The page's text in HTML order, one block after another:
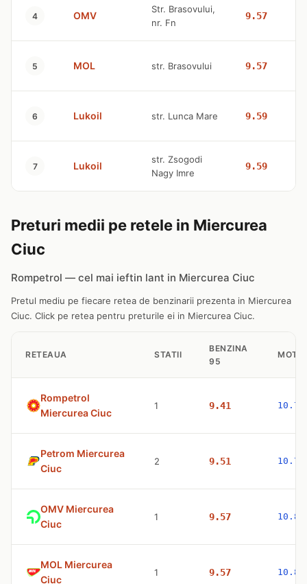
4 OMV
Str. Brasovului,
nr. Fn
9.57
5 MOL str. Brasovului 9.57
6 Lukoil str. Lunca Mare 9.59
7 Lukoil
str. Zsogodi
Nagy Imre
9.59
Preturi medii pe retele in Miercurea
Ciuc
Rompetrol — cel mai ieftin lant in Miercurea Ciuc
Pretul mediu pe fiecare retea de benzinarii prezenta in Miercurea
Ciuc. Click pe retea pentru preturile ei in Miercurea Ciuc.
RETEAUA STATII
BENZINA
95
Rompetrol
Miercurea Ciuc
1 9.41 10.77
Petrom Miercurea
Ciuc
2 9.51 10.77
OMV Miercurea
Ciuc
1 9.57 10.83
MOL Miercurea
Ciuc
1 9.57 10.83